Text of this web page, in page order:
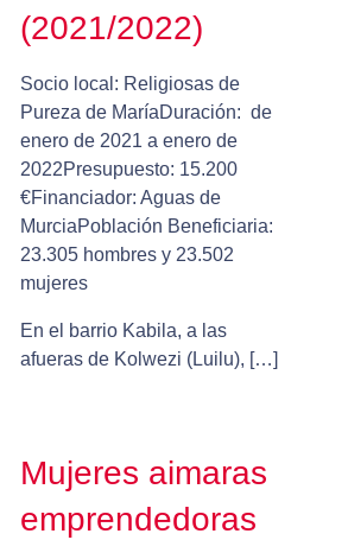
(2021/2022)
Socio local: Religiosas de
Pureza de MaríaDuración: de
enero de 2021 a enero de
2022Presupuesto: 15.200
€Financiador: Aguas de
MurciaPoblación Beneficiaria:
23.305 hombres y 23.502
mujeres
En el barrio Kabila, a las
afueras de Kolwezi (Luilu), […]
Mujeres aimaras
emprendedoras